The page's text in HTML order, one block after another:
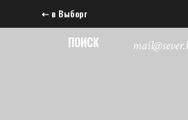
⇠ в Выборг
ПОИСК